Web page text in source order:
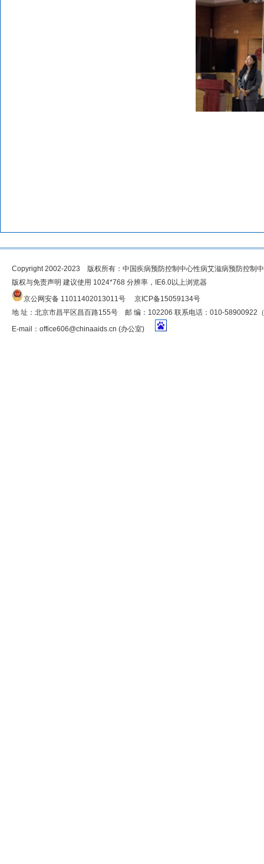
Copyright 2002-2023 版权所有：中国疾病预防控制中心性病艾滋病预防控制
版权与免责声明 建议使用 1024*768 分辨率，IE6.0以上浏览器
京公网安备 11011402013011号
京ICP备15059134号
地 址：北京市昌平区昌百路155号 邮 编：102206 联系电话：010-58900922
E-mail： office606@chinaaids.cn (办公室)